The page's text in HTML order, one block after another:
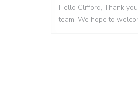
Hello Clifford, Thank
team. We hope to